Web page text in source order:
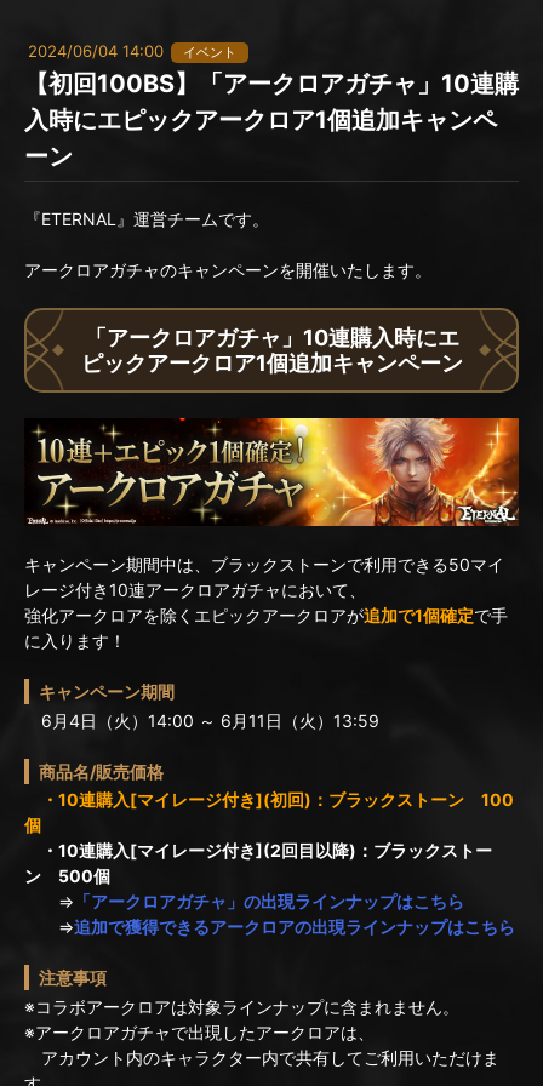
2024/06/04 14:00 イベント
【初回100BS】「アークロアガチャ」10連購
入時にエピックアークロア1個追加キャンペ
ーン
『ETERNAL』運営チームです。
アークロアガチャのキャンペーンを開催いたします。
「アークロアガチャ」10連購入時にエ
ピックアークロア1個追加キャンペーン
キャンペーン期間中は、ブラックストーンで利用できる50マイ
レージ付き10連アークロアガチャにおいて、
強化アークロアを除くエピックアークロアが追加で1個確定で手
に入ります！
キャンペーン期間
6月4日（火）14:00 ～ 6月11日（火）13:59
商品名/販売価格
・10連購入[マイレージ付き](初回)：ブラックストーン 100
個
・10連購入[マイレージ付き](2回目以降)：ブラックストー
ン 500個
⇒ 「アークロアガチャ」の出現ラインナップはこちら
⇒追加で獲得できるアークロアの出現ラインナップはこちら
注意事項
※コラボアークロアは対象ラインナップに含まれません。
※アークロアガチャで出現したアークロアは、
アカウント内のキャラクター内で共有してご利用いただけま